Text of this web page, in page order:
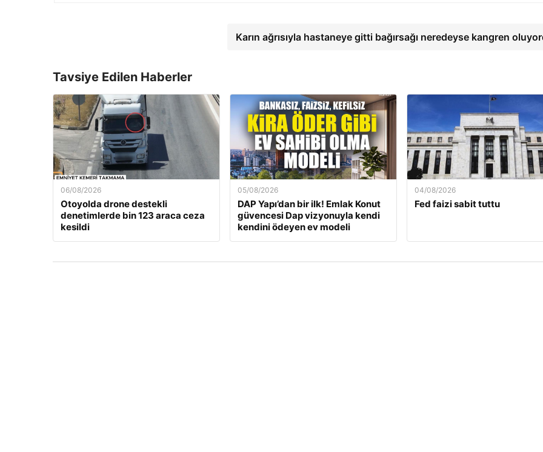
Karın ağrısıyla hastaneye gitti bağırsağı neredeyse kangren
Tavsiye Edilen Haberler
06/08/2026
Otoyolda drone destekli
denetimlerde bin 123 araca ceza
kesildi
05/08/2026
DAP Yapı’dan bir ilk! Emlak Konut
güvencesi Dap vizyonuyla kendi
kendini ödeyen ev modeli
04/08/2026
Fed faizi sabit tuttu